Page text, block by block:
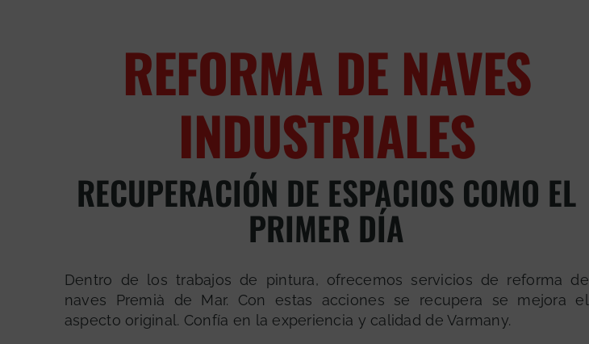
REFORMA DE NAVES
INDUSTRIALES
RECUPERACIÓN DE ESPACIOS COMO EL
PRIMER DÍA
Dentro de los trabajos de pintura, ofrecemos servicios de reforma de
naves Premià de Mar. Con estas acciones se recupera se mejora el
aspecto original. Confía en la experiencia y calidad de Varmany.